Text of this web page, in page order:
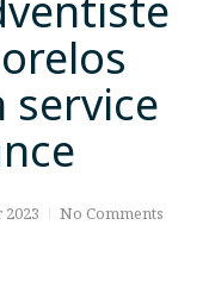
service
No Comments